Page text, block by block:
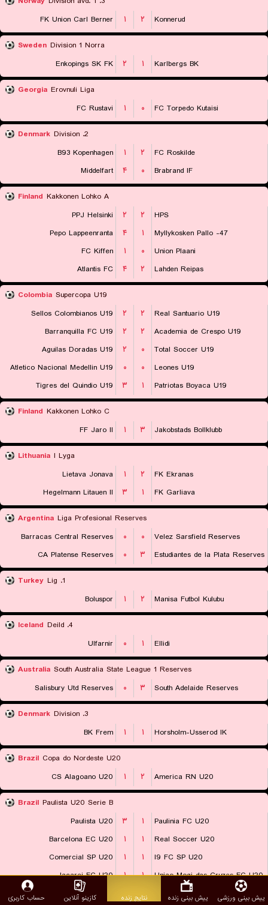
FK Union Carl Berner
۱ ۲ Konnerud
Sweden Division 1 Norra
Enkopings SK FK
۲ ۱ Karlbergs BK
Georgia Erovnuli Liga
FC Rustavi
۱ ۰ FC Torpedo Kutaisi
Denmark
2. Division
B93 Kopenhagen
۱ ۲
FC Roskilde
Middelfart
۴ ۰ Brabrand IF
Finland Kakkonen Lohko A
PPJ Helsinki
۲ ۲
HPS
Pepo Lappeenranta
۴ ۱
Myllykosken Pallo -47
FC Kiffen
۱ ۰
Union Plaani
Atlantis FC
۴ ۲ Lahden Reipas
Colombia Supercopa U19
Sellos Colombianos U19
۲ ۲
Real Santuario U19
Barranquilla FC U19
۲ ۲
Academia de Crespo U19
Aguilas Doradas U19
۲ ۰
Total Soccer U19
Atletico Nacional Medellin U19
۰ ۰
Leones U19
Tigres del Quindio U19
۳ ۱ Patriotas Boyaca U19
Finland Kakkonen Lohko C
FF Jaro II
۱ ۳ Jakobstads Bollklubb
Lithuania I Lyga
Lietava Jonava
۱ ۲
FK Ekranas
Hegelmann Litauen II
۳ ۱ FK Garliava
Argentina Liga Profesional Reserves
Barracas Central Reserves
۰ ۰
Velez Sarsfield Reserves
CA Platense Reserves
۰ ۳ Estudiantes de la Plata Reserves
Turkey
1. Lig
Boluspor
۱ ۲ Manisa Futbol Kulubu
Iceland
4. Deild
Ulfarnir
۰ ۱ Ellidi
Australia South Australia State League 1 Reserves
Salisbury Utd Reserves
۰ ۳ South Adelaide Reserves
Denmark
3. Division
BK Frem
۱ ۱ Horsholm-Usserod IK
Brazil Copa do Nordeste U20
CS Alagoano U20
۱ ۲ America RN U20
Brazil Paulista U20 Serie B
Paulista U20
۳ ۱
Paulinia FC U20
Barcelona EC U20
۱ ۱
Real Soccer U20
Comercial SP U20
۱ ۱
I9 FC SP U20
Jacarei FC U20
۱ ۱
Uniao Mogi das Cruzes FC U20
Nacional SP U20
۳ ۰ Centro Olimpico U20پیش بینی ورزشی پیش بینی زنده نتایج زنده کازینو آنلاین حساب کاربری